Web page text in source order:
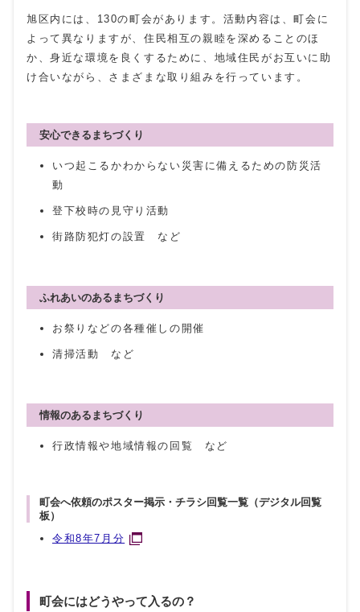
旭区内には、130の町会があります。活動内容は、町会に
よって異なりますが、住民相互の親睦を深めることのほ
か、身近な環境を良くするために、地域住民がお互いに助
け合いながら、さまざまな取り組みを行っています。
安心できるまちづくり
いつ起こるかわからない災害に備えるための防災活
動
登下校時の見守り活動
街路防犯灯の設置 など
ふれあいのあるまちづくり
お祭りなどの各種催しの開催
清掃活動 など
情報のあるまちづくり
行政情報や地域情報の回覧 など
町会へ依頼のポスター掲示・チラシ回覧一覧（デジタル回覧
板）
令和8年7月分
町会にはどうやって入るの？